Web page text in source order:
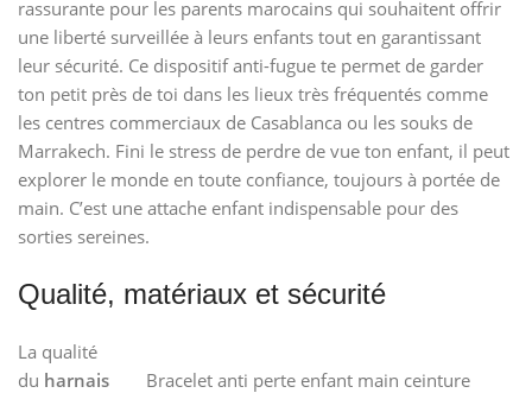
rassurante pour les parents marocains qui souhaitent offrir
une liberté surveillée à leurs enfants tout en garantissant
leur sécurité. Ce dispositif anti-fugue te permet de garder
ton petit près de toi dans les lieux très fréquentés comme
les centres commerciaux de Casablanca ou les souks de
Marrakech. Fini le stress de perdre de vue ton enfant, il peut
explorer le monde en toute confiance, toujours à portée de
main. C’est une attache enfant indispensable pour des
sorties sereines.
Qualité, matériaux et sécurité
Bracelet anti perte enfant main ceinture
La qualité
du harnais